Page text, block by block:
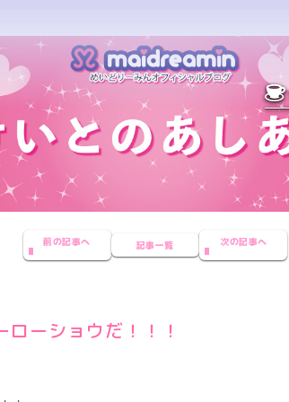
前の記事へ 記事一覧 次の記事へ
ーショウだ！！！